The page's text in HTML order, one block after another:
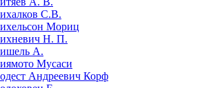
С.В.
Мориц
Н. П.
А.
Мусаси
Андреевич Корф